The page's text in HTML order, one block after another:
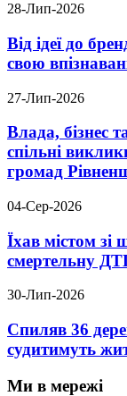
28-Лип-2026
Від ідеї до
свою
27-Лип-2026
Влада, бізнес
спільні
громад
04-Сер-2026
Їхав містом зі
смертельну
30-Лип-2026
Спиляв 36
судитимуть
Ми в мережі